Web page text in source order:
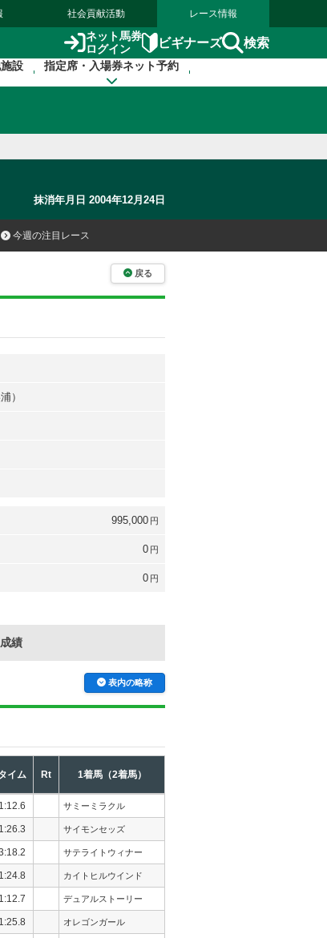
社会貢献活動 レース情報
ネット馬券
ログイン
ビギナーズ 検索
設 指定席・入場券ネット予約
抹消年月日 2004年12月24日
今週の注目レース
戻る
）
995,000 円
0 円
0 円
績
表内の略称
イム Rt 1着馬（2着馬）
1:12.6 サミーミラクル
1:26.3 サイモンセッズ
サテライトウィナー
1:24.8 カイトヒルウインド
1:12.7 デュアルストーリー
1:25.8 オレゴンガール